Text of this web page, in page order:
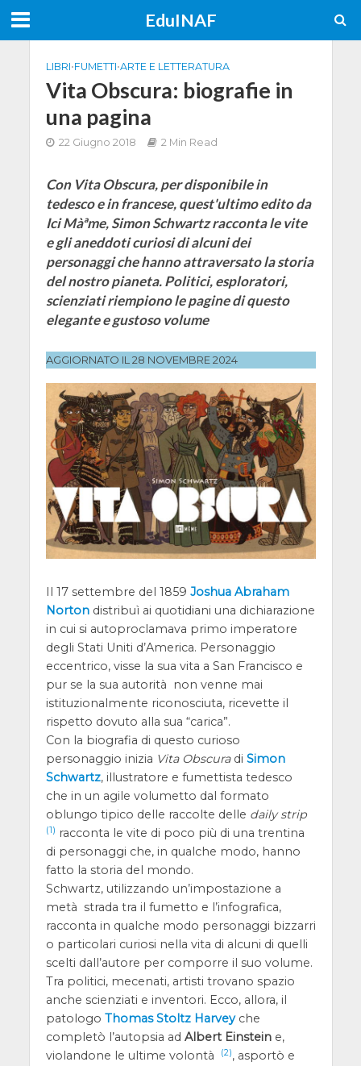
EduINAF
LIBRI•FUMETTI•ARTE E LETTERATURA
Vita Obscura: biografie in
una pagina
22 Giugno 2018 2 Min Read
Con Vita Obscura, per disponibile in
tedesco e in francese, quest'ultimo edito da
Ici Màªme, Simon Schwartz racconta le vite
e gli aneddoti curiosi di alcuni dei
personaggi che hanno attraversato la storia
del nostro pianeta. Politici, esploratori,
scienziati riempiono le pagine di questo
elegante e gustoso volume
AGGIORNATO IL 28 NOVEMBRE 2024
Il 17 settembre del 1859 Joshua Abraham
Nortondistribuì ai quotidiani una dichiarazione
in cui si autoproclamava primo imperatore
degli Stati Uniti d’America. Personaggio
eccentrico, visse la sua vita a San Francisco e
pur se la sua autorità non venne mai
istituzionalmente riconosciuta, ricevette il
rispetto dovuto alla sua “carica”.
Con la biografia di questo curioso
personaggio inizia Vita Obscuradi Simon
Schwartz, illustratore e fumettista tedesco
che in un agile volumetto dal formato
oblungo tipico delle raccolte delle daily strip
(1) racconta le vite di poco più di una trentina
di personaggi che, in qualche modo, hanno
fatto la storia del mondo.
Schwartz, utilizzando un’impostazione a
metà strada tra il fumetto e l’infografica,
racconta in qualche modo personaggi bizzarri
o particolari curiosi nella vita di alcuni di quelli
scelti dall’autore per comporre il suo volume.
Tra politici, mecenati, artisti trovano spazio
anche scienziati e inventori. Ecco, allora, il
patologo Thomas Stoltz Harveyche
completò l’autopsia ad Albert Einsteine,
violandone le ultime volontà
(2), asportò e